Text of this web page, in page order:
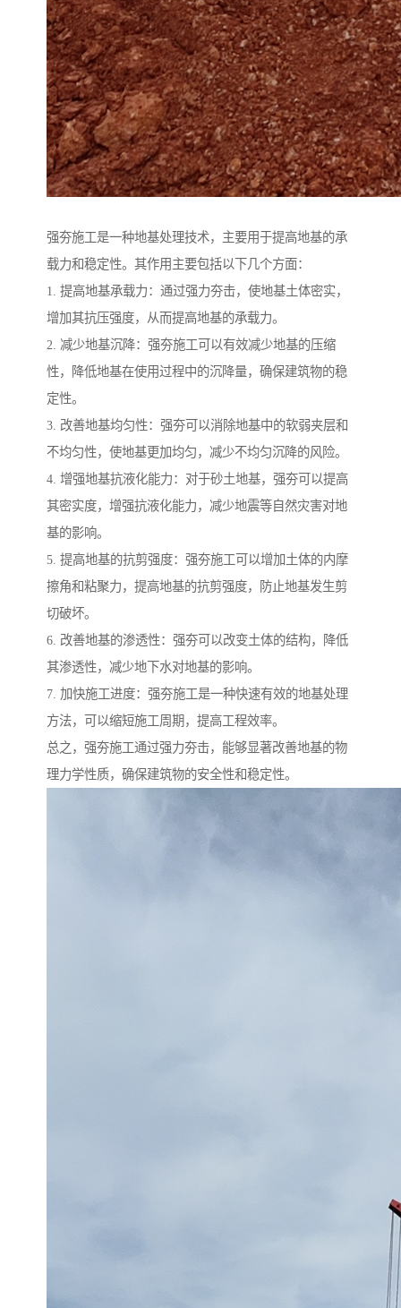
强夯施工是一种地基处理技术，主要用于提高地基的承
载力和稳定性。其作用主要包括以下几个方面：
1. 提高地基承载力：通过强力夯击，使地基土体密实，
增加其抗压强度，从而提高地基的承载力。
2. 减少地基沉降：强夯施工可以有效减少地基的压缩
性，降低地基在使用过程中的沉降量，确保建筑物的稳
定性。
3. 改善地基均匀性：强夯可以消除地基中的软弱夹层和
不均匀性，使地基更加均匀，减少不均匀沉降的风险。
4. 增强地基抗液化能力：对于砂土地基，强夯可以提高
其密实度，增强抗液化能力，减少地震等自然灾害对地
基的影响。
5. 提高地基的抗剪强度：强夯施工可以增加土体的内摩
擦角和粘聚力，提高地基的抗剪强度，防止地基发生剪
切破坏。
6. 改善地基的渗透性：强夯可以改变土体的结构，降低
其渗透性，减少地下水对地基的影响。
7. 加快施工进度：强夯施工是一种快速有效的地基处理
方法，可以缩短施工周期，提高工程效率。
总之，强夯施工通过强力夯击，能够显著改善地基的物
理力学性质，确保建筑物的安全性和稳定性。